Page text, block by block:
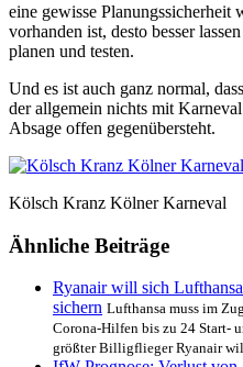
eine gewisse
vorhanden ist, desto besser
planen und testen.
Und es ist auch ganz normal,
der allgemein nichts mit
Absage offen gegenübersteht.
Kölsch Kranz Kölner Karneval
Ähnliche Beiträge
Ryanair will sich
sichern Lufthansa muss im
Corona-Hilfen bis zu 24 Start-
größter Billigflieger Ryanair